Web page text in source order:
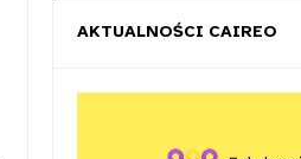
AKTUALNOŚCI CAIREO